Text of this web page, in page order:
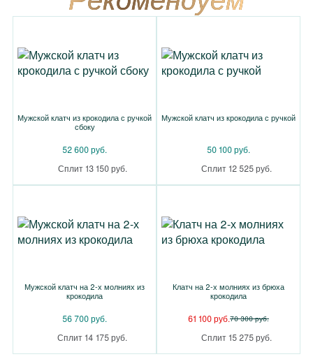
Мужской клатч из крокодила с ручкой
сбоку
52 600 руб.
Сплит 13 150 руб.
Мужской клатч из крокодила с ручкой
50 100 руб.
Сплит 12 525 руб.
Мужской клатч на 2-х молниях из
крокодила
56 700 руб.
Сплит 14 175 руб.
Клатч на 2-х молниях из брюха
крокодила
61 100 руб.70 300 руб.
Сплит 15 275 руб.